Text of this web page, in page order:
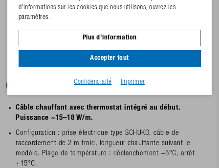
Câble chauffant 230 V, 245 W, 18 m
Câble chauffant avec thermostat intégré au début.
Puissance ~15–18 W/m.
Configuration : prise électrique type SCHUKO, câble de
raccordement de 2 m froid, longueur chauffante suivant le
modèle. Plage de température : déclanchement +5°C, arrêt
+15°C.
d'informations sur les cookies que nous utilisons, ouvrez les
paramètres.
Plus d'information
Accepter tout
Confidenciaité Imprimer